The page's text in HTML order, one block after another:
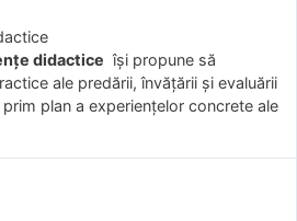
didactice îşi propune să
ale predării, învăţării şi evaluării
plan a experienţelor concrete ale